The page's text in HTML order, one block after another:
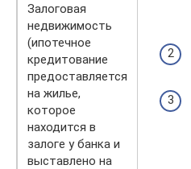
Залоговая
недвижимость
(ипотечное
кредитование
предоставляется
на жилье,
которое
находится в
залоге у банка и
выставлено на